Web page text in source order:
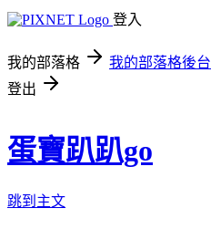
登入
我的部落格 我的部落格後台
登出
蛋寶趴趴go
跳到主文